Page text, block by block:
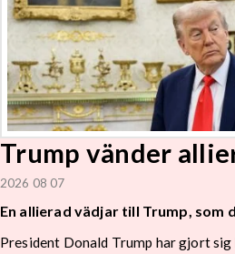
Trump vänder
2026 08 07
En allierad vädjar till Trump, som
President Donald Trump har gjort sig